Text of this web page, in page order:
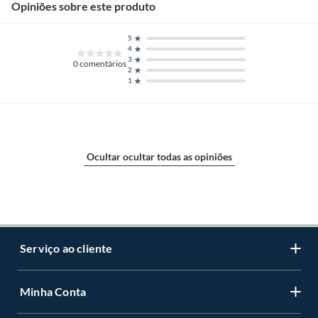
Opiniões sobre este produto
0comentários
1
2
3
4
5
Ocultar ocultar todas as opiniões
Serviço ao cliente
Centro de ajuda
Minha Conta